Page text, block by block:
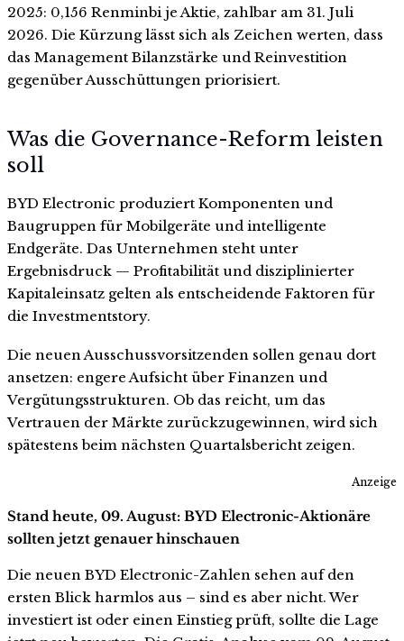
2025: 0,156 Renminbi je Aktie, zahlbar am 31. Juli
2026. Die Kürzung lässt sich als Zeichen werten, dass
das Management Bilanzstärke und Reinvestition
gegenüber Ausschüttungen priorisiert.
Was die Governance-Reform leisten
soll
BYD Electronic produziert Komponenten und
Baugruppen für Mobilgeräte und intelligente
Endgeräte. Das Unternehmen steht unter
Ergebnisdruck — Profitabilität und disziplinierter
Kapitaleinsatz gelten als entscheidende Faktoren für
die Investmentstory.
Die neuen Ausschussvorsitzenden sollen genau dort
ansetzen: engere Aufsicht über Finanzen und
Vergütungsstrukturen. Ob das reicht, um das
Vertrauen der Märkte zurückzugewinnen, wird sich
spätestens beim nächsten Quartalsbericht zeigen.
Anzeige
Stand heute, 09. August: BYD Electronic-Aktionäre
sollten jetzt genauer hinschauen
Die neuen BYD Electronic-Zahlen sehen auf den
ersten Blick harmlos aus – sind es aber nicht. Wer
investiert ist oder einen Einstieg prüft, sollte die Lage